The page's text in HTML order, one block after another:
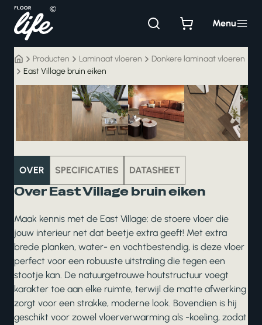
inhoud
Menu
Producten Laminaat vloeren
Donkere laminaat vloeren
East Village bruin eiken
OVER SPECIFICATIES DATASHEET
Over East Village bruin eiken
Maak kennis met de East Village: de stoere vloer die
jouw interieur net dat beetje extra geeft! Met extra
brede planken, water- en vochtbestendig, is deze vloer
perfect voor een robuuste uitstraling die tegen een
stootje kan. De natuurgetrouwe houtstructuur voegt
karakter toe aan elke ruimte, terwijl de matte afwerking
zorgt voor een strakke, moderne look. Bovendien is hij
geschikt voor zowel vloerverwarming als -koeling, zodat